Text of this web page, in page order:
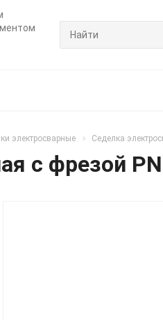
электросварные Седелка
с фрезой